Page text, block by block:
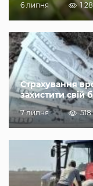
6 липня 1
Страхування
захистити свій
7 липня 518